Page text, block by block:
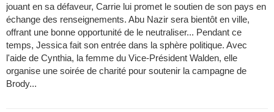
jouant en sa défaveur, Carrie lui promet le soutien de son pays en
échange des renseignements. Abu Nazir sera bientôt en ville,
offrant une bonne opportunité de le neutraliser... Pendant ce
temps, Jessica fait son entrée dans la sphère politique. Avec
l'aide de Cynthia, la femme du Vice-Président Walden, elle
organise une soirée de charité pour soutenir la campagne de
Brody...